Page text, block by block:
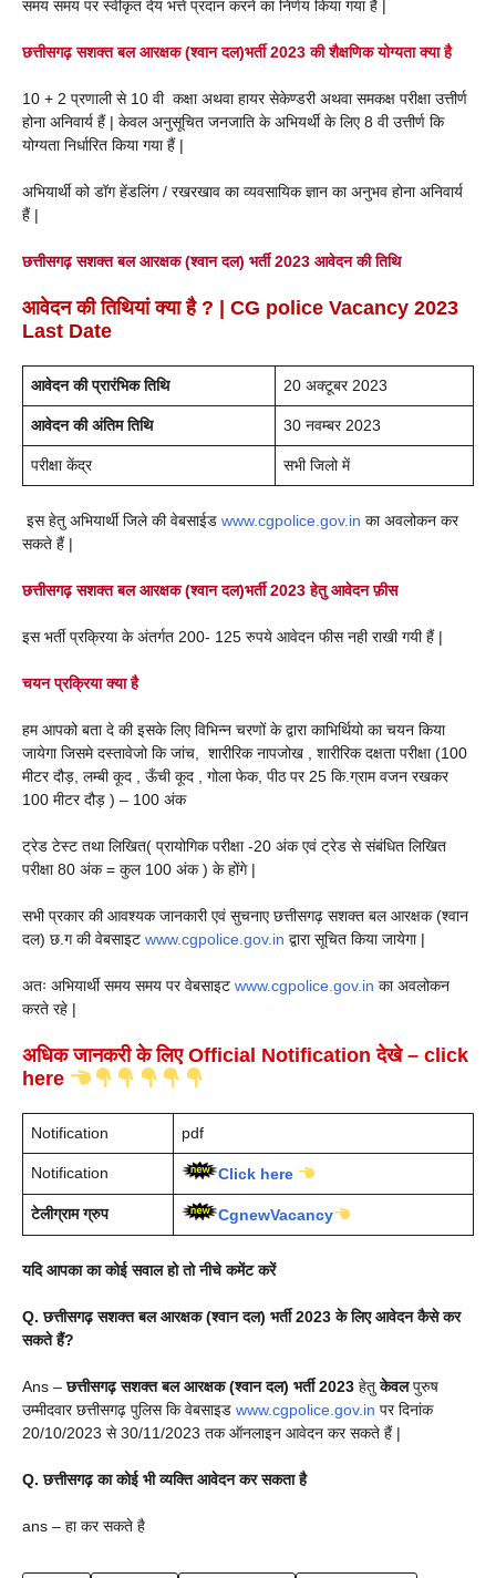
समय समय पर स्वीकृत देय भत्ते प्रदान करने का निर्णय किया गया हैं |
छत्तीसगढ़ सशक्त बल आरक्षक (श्वान दल)भर्ती 2023 की शैक्षणिक योग्यता क्या है
10 + 2 प्रणाली से 10 वी कक्षा अथवा हायर सेकेण्डरी अथवा समकक्ष परीक्षा उत्तीर्ण
होना अनिवार्य हैं | केवल अनुसूचित जनजाति के अभियर्थी के लिए 8 वी उत्तीर्ण कि
योग्यता निर्धारित किया गया हैं |
अभियार्थी को डॉग हेंडलिंग / रखरखाव का व्यवसायिक ज्ञान का अनुभव होना अनिवार्य
हैं |
छत्तीसगढ़ सशक्त बल आरक्षक (श्वान दल) भर्ती 2023 आवेदन की तिथि
आवेदन की तिथियांक्या है ? | CG police Vacancy 2023
Last Date
आवेदन की प्रारंभिक तिथि 20 अक्टूबर 2023
आवेदन की अंतिम तिथि 30 नवम्बर 2023
परीक्षा केंद्र सभी जिलो में
इस हेतु अभियार्थी जिले की वेबसाईड www.cgpolice.gov.in का अवलोकन कर
सकते हैं |
छत्तीसगढ़ सशक्त बल आरक्षक (श्वान दल)भर्ती 2023 हेतु आवेदन फ़ीस
इस भर्ती प्रक्रिया के अंतर्गत 200- 125 रुपये आवेदन फीस नही राखी गयी हैं |
चयन प्रक्रिया क्या है
हम आपको बता दे की इसके लिए विभिन्न चरणों के द्वारा काभिर्थियो का चयन किया
जायेगा जिसमे दस्तावेजो कि जांच, शारीरिक नापजोख , शारीरिक दक्षता परीक्षा (100
मीटर दौड़, लम्बी कूद , ऊँची कूद , गोला फेक, पीठ पर 25 कि.ग्राम वजन रखकर
100 मीटर दौड़ ) – 100 अंक
ट्रेड टेस्ट तथा लिखित( प्रायोगिक परीक्षा -20 अंक एवं ट्रेड से संबंधित लिखित
परीक्षा 80 अंक = कुल 100 अंक ) के होंगे |
सभी प्रकार की आवश्यक जानकारी एवं सुचनाए छत्तीसगढ़ सशक्त बल आरक्षक (श्वान
दल) छ.ग की वेबसाइट www.cgpolice.gov.in द्वारा सूचित किया जायेगा |
अतः अभियार्थी समय समय पर वेबसाइट www.cgpolice.gov.in का अवलोकन
करते रहे |
अधिक जानकरी के लिए Official Notification देखे – click
here
Notification pdf
Notification Click here
टेलीग्राम ग्रुप CgnewVacancy
यदि आपका का कोई सवाल हो तो नीचे कमेंट करें
Q.छत्तीसगढ़ सशक्त बल आरक्षक (श्वान दल) भर्ती2023के लिए आवेदन कैसे कर
सकते हैं?
Ans –छत्तीसगढ़ सशक्त बल आरक्षक (श्वान दल) भर्ती2023 हेतुकेवलपुरुष
उम्मीदवार छत्तीसगढ़ पुलिस कि वेबसाइड www.cgpolice.gov.in पर दिनांक
20/10/2023 से 30/11/2023 तक ऑनलाइन आवेदन कर सकते हैं |
Q.छत्तीसगढ़ का कोई भी व्यक्ति आवेदन कर सकता है
ans – हा कर सकते है